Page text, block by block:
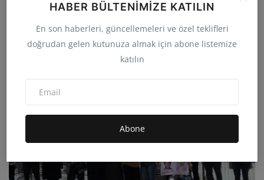
HABER BÜLTENIMIZE KATILIN
En son haberleri, güncellemeleri ve özel teklifleri
doğrudan gelen kutunuza almak için abone listemize
katılın
Abone
75 Gün Sonra Gelen Özgürlük Gazeteci İsmail Arı